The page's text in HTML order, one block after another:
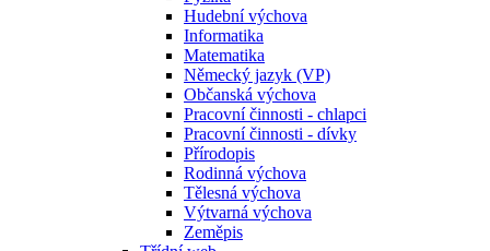
Hudební výchova
Informatika
Matematika
Německý jazyk (VP)
Občanská výchova
Pracovní činnosti - chlapci
Pracovní činnosti - dívky
Přírodopis
Rodinná výchova
Tělesná výchova
Výtvarná výchova
Zeměpis